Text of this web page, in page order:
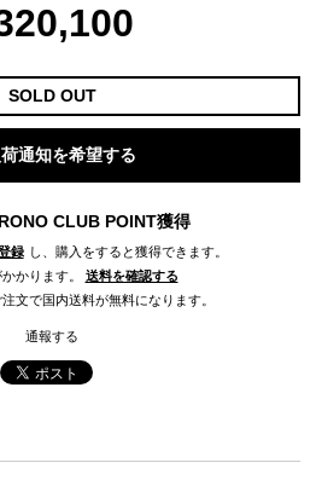
SOLD OUT
通知を希望する
CLUB POINT獲得
録 し、購入をすると獲得できます。
かります。
送料を確認する
文で国内送料が無料になります。
通報する